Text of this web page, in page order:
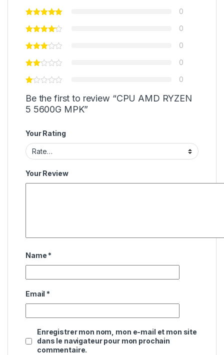
0
0
0
0
0
Be the first to review “CPU AMD RYZEN
5 5600G MPK”
Your Rating
Your Review
Name *
Email *
Enregistrer mon nom, mon e-mail et mon site
dans le navigateur pour mon prochain
commentaire.